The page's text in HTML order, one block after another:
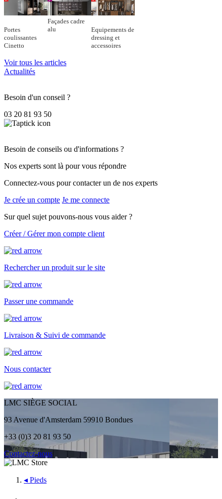
Portes
coulissantes
Cinetto
Façades cadre
alu
Equipements de
dressing et
accessoires
Voir tous les articles
Actualités
Besoin d'un conseil ?
03 20 81 93 50
Besoin de conseils ou d'informations ?
Nos experts sont là pour vous répondre
Connectez-vous pour contacter un de nos experts
Je crée un compte Je me connecte
Sur quel sujet pouvons-nous vous aider ?
Créer / Gérer mon compte client
Rechercher un produit sur le site
Passer une commande
Livraison & Suivi de commande
Nous contacter
LMC SIÈGE SOCIAL
93 Avenue d'Amsterdam 59910 Bondues
+33 (0)3 20 81 93 50
Contactez-nous
◂ Pieds